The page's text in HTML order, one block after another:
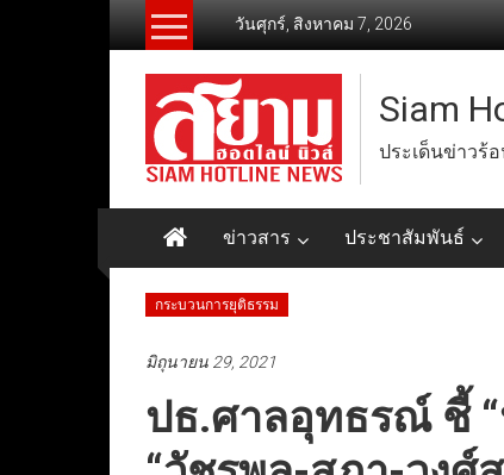
วันศุกร์, สิงหาคม 7, 2026
Siam
ประเด็นข่าวร้
ข่าวสาร ประชาสัมพันธ์
กระบวนการยุติธรรม
มิถุนายน 29, 2021
ปธ.ศาลอุทธรณ์ ชี้